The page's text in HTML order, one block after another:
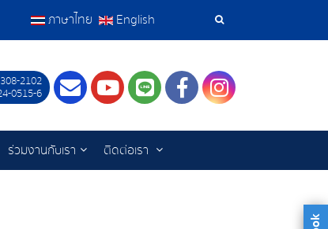
เครื่อง
ค้นหา
ภาษาไทย English
2102
0515-6
ContactYoutube
LINEFacebookInstagram
ร่วมงานกับเรา ติดต่อเรา